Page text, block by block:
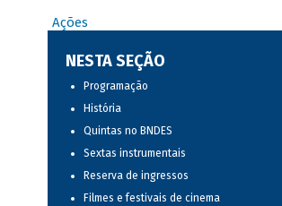
Ações
NESTA SEÇÃO
Programação
História
Quintas no BNDES
Sextas instrumentais
Reserva de ingressos
Filmes e festivais de cinema